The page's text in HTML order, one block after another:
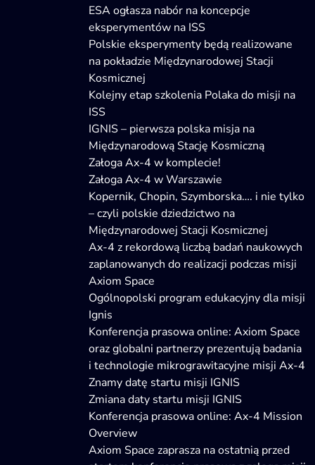
ESA ogłasza nabór na koncepcje
eksperymentów na ISS
Polskie eksperymenty będą realizowane
na pokładzie Międzynarodowej Stacji
Kosmicznej
Kolejny etap szkolenia Polaka do misji na
ISS
IGNIS – pierwsza polska misja na
Międzynarodową Stację Kosmiczną
Załoga Ax-4 w komplecie!
Załoga Ax-4 w Warszawie
Kopernik, Chopin, Szymborska…. i nie tylko
– czyli polskie dziedzictwo na
Międzynarodowej Stacji Kosmicznej
Ax-4 z rekordową liczbą badań naukowych
zaplanowanych do realizacji podczas misji
Axiom Space
Ogólnopolski program edukacyjny dla misji
Ignis
Konferencja prasowa online: Axiom Space
oraz globalni partnerzy prezentują badania
i technologie mikrograwitacyjne misji Ax-4
Znamy datę startu misji IGNIS
Zmiana daty startu misji IGNIS
Konferencja prasowa online: Ax-4 Mission
Overview
Axiom Space zaprasza na ostatnią przed